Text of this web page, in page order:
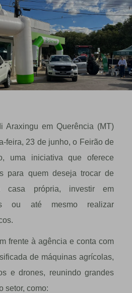
Araxingu em Querência (MT)
feira, 23 de junho, o Feirão de
uma iniciativa que oferece
para quem deseja trocar de
casa própria, investir em
ou até mesmo realizar
frente à agência e conta com
de máquinas agrícolas,
e drones, reunindo grandes
setor, como: